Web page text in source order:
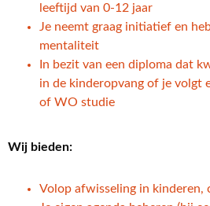
leeftijd van 0-12 jaar
Je neemt graag initiatief en
mentaliteit
In bezit van een diploma dat
in de kinderopvang of je volgt
of WO studie
Wij bieden:
Volop afwisseling in kinderen,